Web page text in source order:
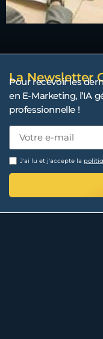
La Newsletter
Pour recevoir les
en E-Marketing, l’IA
professionnelle !
J'ai lu et j'accepte la